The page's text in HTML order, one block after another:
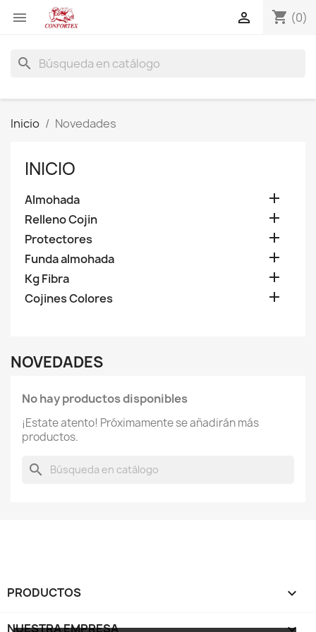
 shopping_cart (0)

search
Inicio Novedades
INICIO
Almohada 
Relleno Cojin 
Protectores 
Funda almohada 
Kg Fibra 
Cojines Colores 
NOVEDADES
No hay productos disponibles
¡Estate atento! Próximamente se añadirán más
productos.
search
PRODUCTOS 
NUESTRA EMPRESA